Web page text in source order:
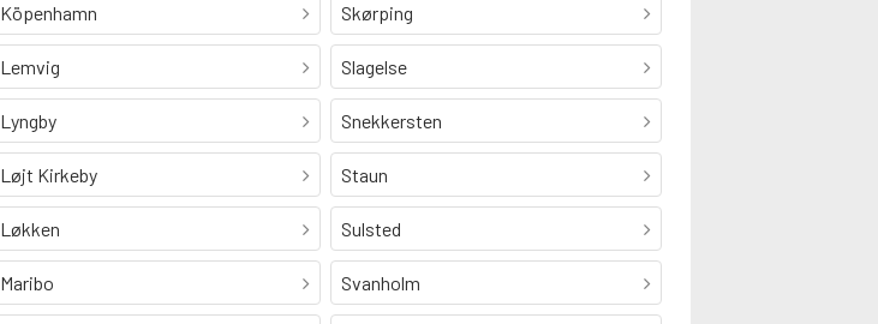
Köpenhamn
Lemvig
Lyngby
Løjt Kirkeby
Løkken
Maribo
Skørping
Slagelse
Snekkersten
Staun
Sulsted
Svanholm